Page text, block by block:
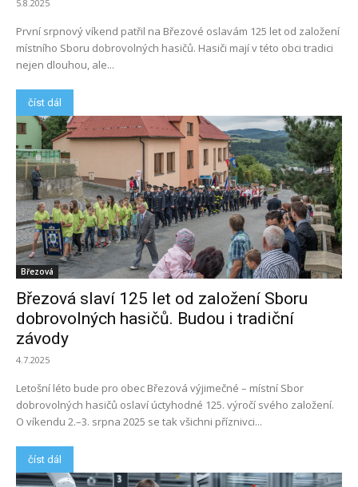
5.8.2025
První srpnový víkend patřil na Březové oslavám 125 let od založení
místního Sboru dobrovolných hasičů. Hasiči mají v této obci tradici
nejen dlouhou, ale...
číst dál
Březová
Březová slaví 125 let od založení Sboru
dobrovolných hasičů. Budou i tradiční
závody
4.7.2025
Letošní léto bude pro obec Březová výjimečné – místní Sbor
dobrovolných hasičů oslaví úctyhodné 125. výročí svého založení.
O víkendu 2.–3. srpna 2025 se tak všichni příznivci...
číst dál